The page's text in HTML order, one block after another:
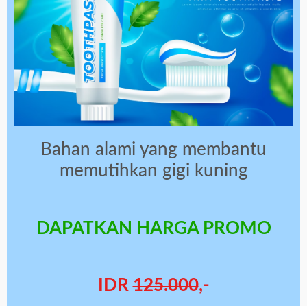
Bahan alami yang membantu
memutihkan gigi kuning
DAPATKAN HARGA PROMO
IDR125.000,-